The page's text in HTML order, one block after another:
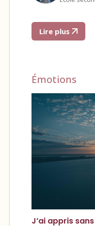
Lire plus
Émotions
J’ai appris